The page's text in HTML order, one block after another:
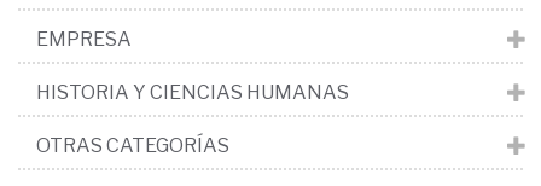
EMPRESA
HISTORIA Y CIENCIAS HUMANAS
OTRAS CATEGORÍAS